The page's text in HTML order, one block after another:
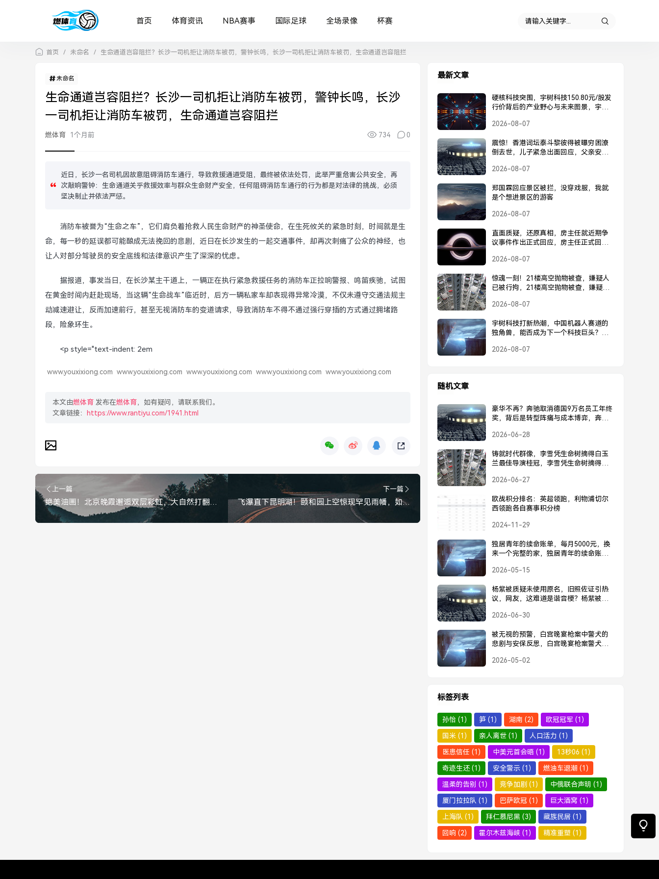
首页 体育资讯 NBA赛事 国际足球 全场录像 杯赛
首页 / 未命名 / 生命通道岂容阻拦？长沙一司机拒让消防车被罚，警钟长鸣，长沙一司机拒让消防车被罚，生命通道岂容阻拦
未命名
生命通道岂容阻拦？长沙一司机拒让消防车被罚，警钟长鸣，长沙
一司机拒让消防车被罚，生命通道岂容阻拦
燃体育 1个月前 734 0
近日，长沙一名司机因故意阻碍消防车通行，导致救援通道受阻，最终被依法处罚，此举严重危害公共安全，再
次敲响警钟：生命通道关乎救援效率与群众生命财产安全，任何阻碍消防车通行的行为都是对法律的挑战，必须
坚决制止并依法严惩。
消防车被誉为“生命之车”，它们肩负着抢救人民生命财产的神圣使命，在生死攸关的紧急时刻，时间就是生
命，每一秒的延误都可能酿成无法挽回的悲剧，近日在长沙发生的一起交通事件，却再次刺痛了公众的神经，也
让人对部分驾驶员的安全底线和法律意识产生了深深的忧虑。
据报道，事发当日，在长沙某主干道上，一辆正在执行紧急救援任务的消防车正拉响警报、鸣笛疾驰，试图
在黄金时间内赶赴现场，当这辆“生命战车”临近时，后方一辆私家车却表现得异常冷漠，不仅未遵守交通法规主
动减速避让，反而加速前行，甚至无视消防车的变道请求，导致消防车不得不通过强行穿插的方式通过拥堵路
段，险象环生。
<p style="text-indent: 2em
www.youxixiong.com www.youxixiong.com www.youxixiong.com www.youxixiong.com www.youxixiong.com
本文由燃体育 发布在燃体育，如有疑问，请联系我们。
文章链接：
https://www.rantiyu.com/1941.html
上一篇
绝美油画！北京晚霞邂逅双层彩虹，大自然打翻了调色盘，绝美油画！北京晚霞邂逅双层彩虹，大自然打翻了调色盘
下一篇
飞瀑直下昆明湖！颐和园上空惊现罕见雨幡，如入仙境，颐和园上空惊现罕见雨幡，状若飞瀑直下昆明湖
最新文章
硬核科技突围，宇树科技150.80元/股发
行价背后的产业野心与未来图景，宇树
背后的产业野心与未来图景
2026-08-07
震惊！香港词坛泰斗黎彼得被曝穷困潦
倒去世，儿子紧急出面回应，父亲安
紧急回应，父亲安好并未离世
2026-08-07
郑国霖回应景区被拦，没穿戏服，我就
是个想进景区的游客
2026-08-07
直面质疑，还原真相，房主任就近期争
议事件作出正式回应，房主任正式回应
2026-08-07
惊魂一刻！21楼高空抛物被查，嫌疑人
已被行拘，21楼高空抛物被查，嫌疑人
2026-08-07
宇树科技打新热潮，中国机器人赛道的
独角兽，能否成为下一个科技巨头？宇
否成为下一个科技巨头？
2026-08-07
随机文章
豪华不再？奔驰取消德国9万名员工年终
奖，背后是转型阵痛与成本博弈，奔驰
型阵痛与成本博弈
2026-06-28
铸就时代群像，李雪凭生命树摘得白玉
兰最佳导演桂冠，李雪凭生命树摘得白
2026-06-27
欧战积分排名：英超领跑，利物浦切尔
西领跑各自赛事积分榜
2024-11-29
独居青年的续命账单，每月5000元，换
来一个完整的家，独居青年的续命账
2026-05-15
杨紫被质疑未使用原名，旧照佐证引热
议，网友，这难道是谐音梗？杨紫被疑
音梗？
2026-06-30
被无视的预警，白宫晚宴枪案中警犬的
悲剧与安保反思，白宫晚宴枪案警犬悲
2026-05-02
标签列表
孙怡 (1) 笋 (1) 湖南 (2) 欧冠冠军 (1)
国米 (1) 亲人离世 (1) 人口活力 (1)
医患信任 (1) 中美元首会晤 (1) 13秒06 (1)
奇迹生还 (1) 安全警示 (1) 燃油车退潮 (1)
温柔的告别 (1) 竞争加剧 (1) 中俄联合声明 (1)
厦门拉拉队 (1) 巴萨欧冠 (1) 巨大酒窝 (1)
上海队 (1) 拜仁慕尼黑 (3) 藏族民居 (1)
回响 (2) 霍尔木兹海峡 (1) 精准重塑 (1)